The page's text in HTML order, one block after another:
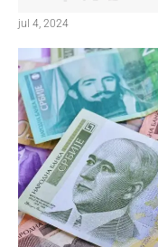
jul 4, 2024